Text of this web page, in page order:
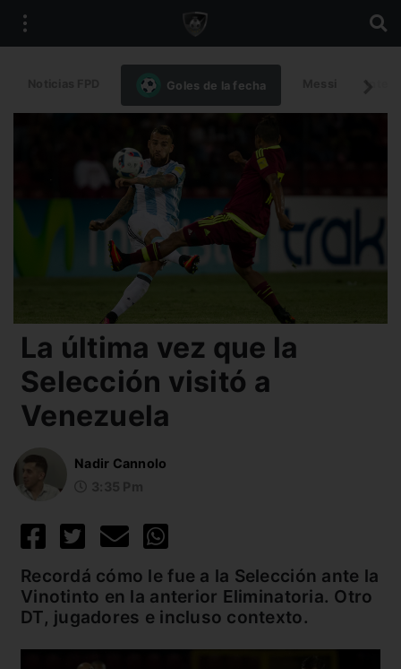
Goles de la fecha
La última vez que la
Selección visitó a
Venezuela
Nadir Cannolo
Recordá cómo le fue a la Selección ante la
Vinotinto en la anterior Eliminatoria. Otro
DT, jugadores e incluso contexto.